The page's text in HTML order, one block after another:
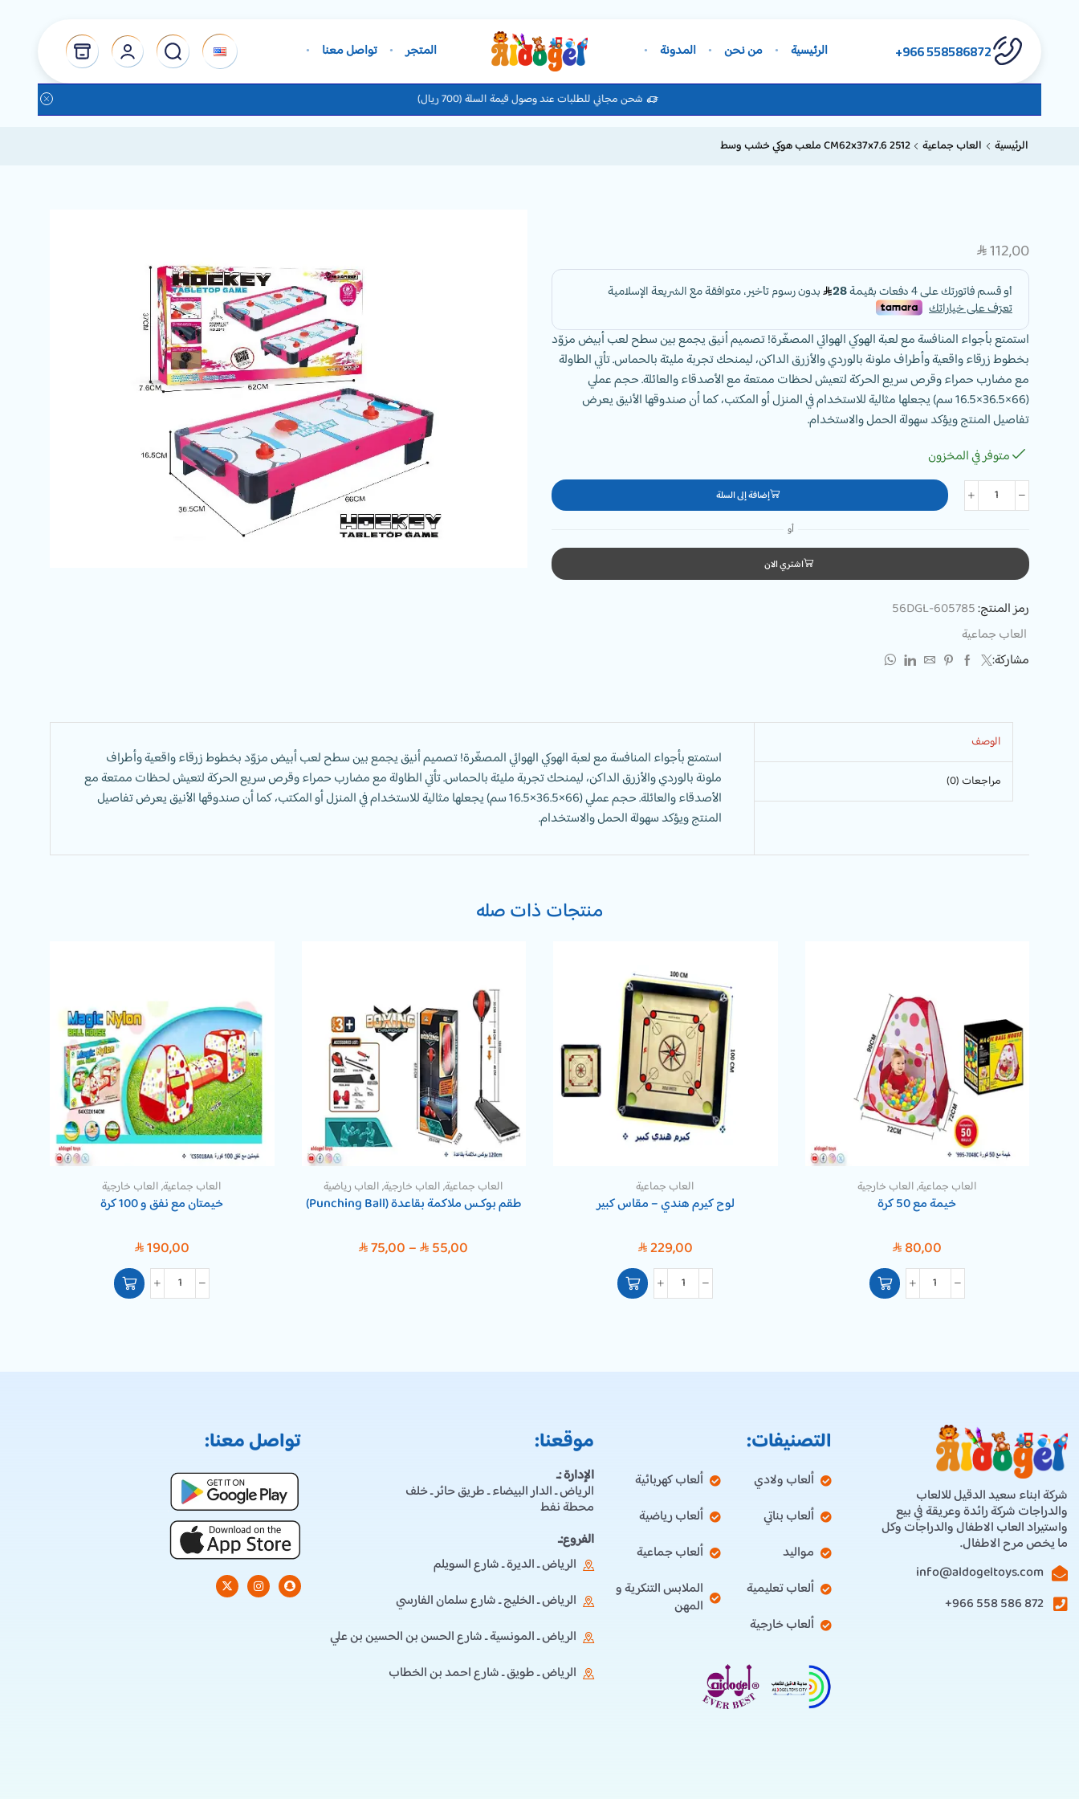
558586872 966+ الرئيسية من نحن المدونة المتجر تواصل معنا
شحن مجاني للطلبات عند وصول قيمة السلة (700 ريال)
الرئيسية العاب جماعية CM62x37x7.6 2512 ملعب هوكي خشب وسط
SAR 112,00
استمتع بأجواء المنافسة مع لعبة الهوكي الهوائي المصغّرة! تصميم أنيق يجمع بين سطح لعب أبيض مزوّد
بخطوط زرقاء واقعية وأطراف ملونة بالوردي والأزرق الداكن، ليمنحك تجربة مليئة بالحماس. تأتي الطاولة
مع مضارب حمراء وقرص سريع الحركة لتعيش لحظات ممتعة مع الأصدقاء والعائلة. حجم عملي
(66×36.5×16.5 سم) يجعلها مثالية للاستخدام في المنزل أو المكتب، كما أن صندوقها الأنيق يعرض
تفاصيل المنتج ويؤكد سهولة الحمل والاستخدام.
متوفر في المخزون
إضافة إلى السلة
أو
اشتري الان
رمز المنتج:56DGL-605785
العاب جماعية
مشاركة:
الوصف
مراجعات (0)
استمتع بأجواء المنافسة مع لعبة الهوكي الهوائي المصغّرة! تصميم أنيق يجمع بين سطح لعب أبيض مزوّد بخطوط زرقاء واقعية وأطراف
ملونة بالوردي والأزرق الداكن، ليمنحك تجربة مليئة بالحماس. تأتي الطاولة مع مضارب حمراء وقرص سريع الحركة لتعيش لحظات ممتعة مع
الأصدقاء والعائلة. حجم عملي (66×36.5×16.5 سم) يجعلها مثالية للاستخدام في المنزل أو المكتب، كما أن صندوقها الأنيق يعرض تفاصيل
المنتج ويؤكد سهولة الحمل والاستخدام.
منتجات ذات صله
العاب جماعية,العاب خارجية
خيمة مع 50 كرة
SAR80,00
العاب جماعية
لوح كيرم هندي – مقاس كبير
SAR229,00
العاب جماعية,العاب خارجية,العاب رياضية
طقم بوكـس ملاكمة بقاعدة (Punching Ball)
SAR 55,00
–
SAR 75,00
العاب جماعية,العاب خارجية
خيمتان مع نفق و 100 كرة
SAR190,00
شركة ابناء سعيد الدقيل للالعاب
والدراجات شركة رائدة وعريقة في بيع
واستيراد العاب الاطفال والدراجات وكل
ما يخص مرح الاطفال.
info@aldogeltoys.com
872 586 558 966+
التصنيفات:
ألعاب ولادي
ألعاب بناتي
مواليد
ألعاب تعليمية
ألعاب خارجية
ألعاب كهربائية
ألعاب رياضية
ألعاب جماعية
الملابس التنكرية و
المهن
موقعنا:
الإدارة :ـ
الرياض ـ الدار البيضاء ـ طريق حائر ـ خلف
محطة نفط
الفروع:ـ
الرياض ـ الديرة ـ شارع السويلم
الرياض ـ الخليج ـ شارع سلمان الفارسي
الرياض ـ المونسية ـ شارع الحسن بن الحسين بن علي
الرياض ـ طويق ـ شارع احمد بن الخطاب
تواصل معنا: